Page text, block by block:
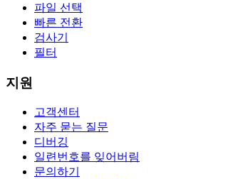
파일 선택
빠른 전환
검사기
필터
지원
고객센터
자주 묻는 질문
디버깅
일련번호를 잊어버림
문의하기